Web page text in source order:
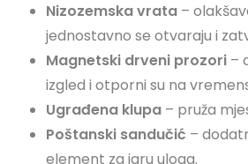
Nizozemska vrata –
jednostavno se otvaraju i
Magnetski drveni prozori –
izgled i otporni su na
Ugrađena klupa – pruža
Poštanski sandučić –
element za igru uloga.